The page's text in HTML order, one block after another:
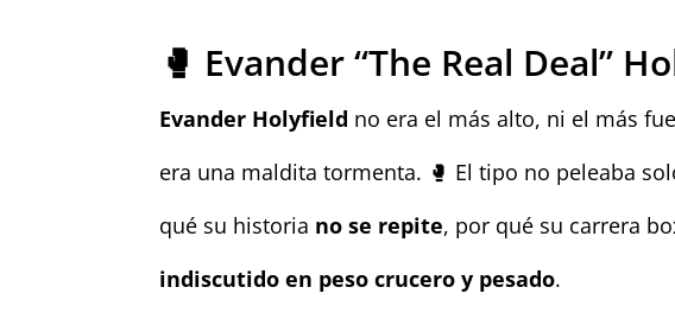
🥊 Evander “The Real Deal”
Evander Holyfield no era el más alto, ni el más
era una maldita tormenta. 🥊 El tipo no peleaba
qué su historia no se repite, por qué su carrera
indiscutido en peso crucero y pesado.